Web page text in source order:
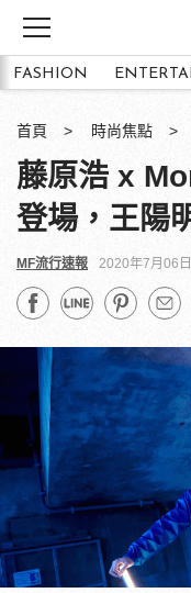
FASHION
首頁 時尚焦點
藤原浩 x
登場，王陽
MF流行速報 2020年7月06